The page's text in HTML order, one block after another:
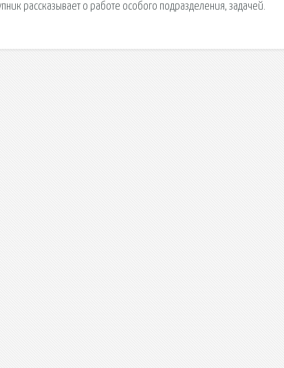
рассказывает о работе особого подразделения, задачей.